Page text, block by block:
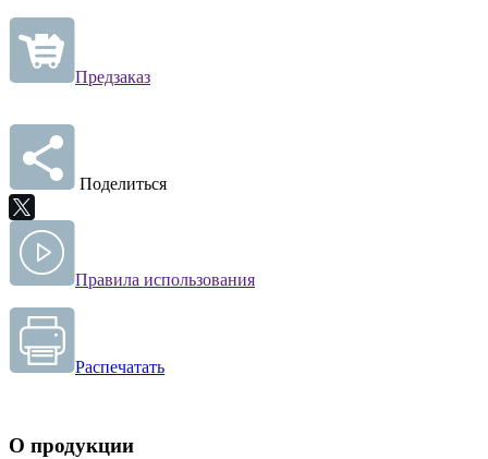
Предзаказ
Поделиться
Правила использования
Распечатать
О продукции